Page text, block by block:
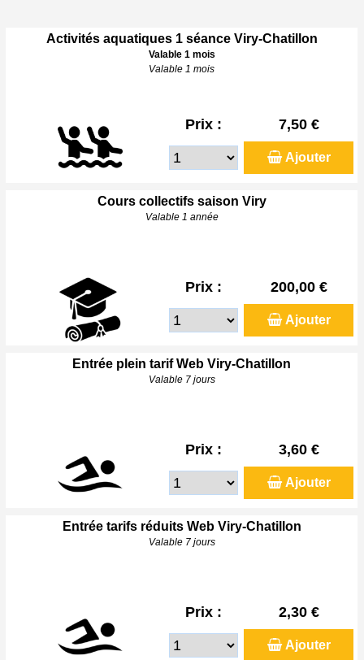
Activités aquatiques 1 séance Viry-Chatillon
Valable 1 mois
Valable 1 mois
Prix : 7,50 €
Ajouter
Cours collectifs saison Viry
Valable 1 année
Prix : 200,00 €
Ajouter
Entrée plein tarif Web Viry-Chatillon
Valable 7 jours
Prix : 3,60 €
Ajouter
Entrée tarifs réduits Web Viry-Chatillon
Valable 7 jours
Prix : 2,30 €
Ajouter